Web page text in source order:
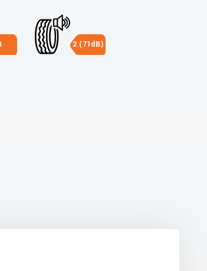
2 (71dB)